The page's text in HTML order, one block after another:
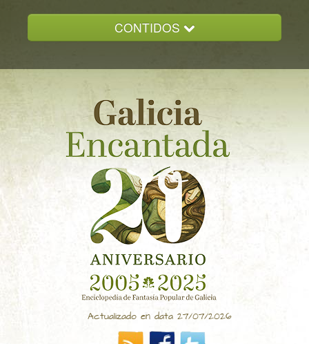
CONTIDOS
GALICIA ENCANTADA
DOCUMENTACION
NOVAS
CONTACTO
Actualizado en data 27/07/2026